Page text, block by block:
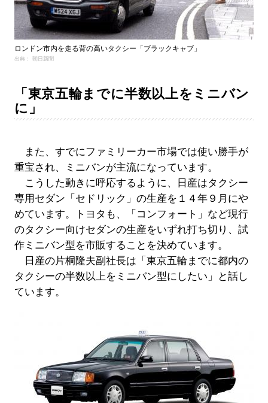
ロンドン市内を走る背の高いタクシー「ブラックキャブ」
出典： 朝日新聞
「東京五輪までに半数以上をミニバン
に」
また、すでにファミリーカー市場では使い勝手が
重宝され、ミニバンが主流になっています。
こうした動きに呼応するように、日産はタクシー
専用セダン「セドリック」の生産を１４年９月にや
めています。トヨタも、「コンフォート」など現行
のタクシー向けセダンの生産をいずれ打ち切り、試
作ミニバン型を市販することを決めています。
日産の片桐隆夫副社長は「東京五輪までに都内の
タクシーの半数以上をミニバン型にしたい」と話し
ています。